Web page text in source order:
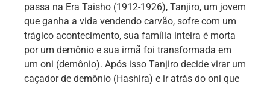
passa na Era Taisho (1912-1926), Tanjiro, um jovem
que ganha a vida vendendo carvão, sofre com um
trágico acontecimento, sua família inteira é morta
por um demônio e sua irmã foi transformada em
um oni (demônio). Após isso Tanjiro decide virar um
caçador de demônio (Hashira) e ir atrás do oni que